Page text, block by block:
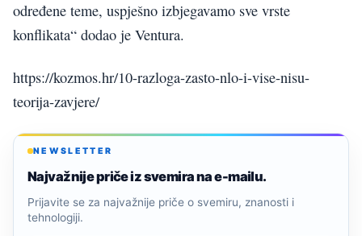
određene teme, uspješno izbjegavamo sve vrste
konflikata“ dodao je Ventura.
https://kozmos.hr/10-razloga-zasto-nlo-i-vise-nisu-
teorija-zavjere/
NEWSLETTER
Najvažnije priče iz svemira na e-mailu.
Prijavite se za najvažnije priče o svemiru, znanosti i
tehnologiji.